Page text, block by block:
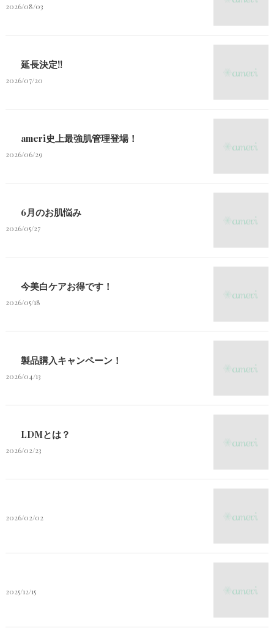
2026/08/03
延長決定!!
2026/07/20
ameri史上最強肌管理登場！
2026/06/29
6月のお肌悩み
2026/05/27
今美白ケアお得です！
2026/05/18
製品購入キャンペーン！
2026/04/13
LDMとは？
2026/02/23
2026/02/02
2025/12/15